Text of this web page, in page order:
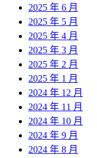
2025 年 6 月
2025 年 5 月
2025 年 4 月
2025 年 3 月
2025 年 2 月
2025 年 1 月
2024 年 12 月
2024 年 11 月
2024 年 10 月
2024 年 9 月
2024 年 8 月